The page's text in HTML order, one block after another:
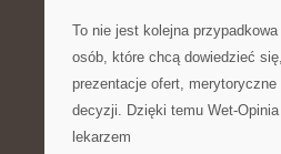
To nie jest kolejna
osób, które chcą dowiedzieć
prezentacje ofert,
decyzji. Dzięki temu Wet-
lekarzem